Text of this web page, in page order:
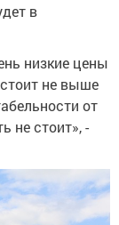
в
низкие цены
не выше
от
не стоит», -